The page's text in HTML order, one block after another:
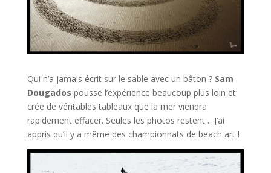
Qui n’a jamais écrit sur le sable avec un bâton ? Sam
Dougados pousse l’expérience beaucoup plus loin et
crée de véritables tableaux que la mer viendra
rapidement effacer. Seules les photos restent… J’ai
appris qu’il y a même des championnats de beach art !